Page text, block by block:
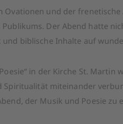
Ovationen und der
Publikums. Der Abend hatte
und biblische Inhalte auf
in der Kirche St.
Spiritualität miteinander
der Musik und Poesie